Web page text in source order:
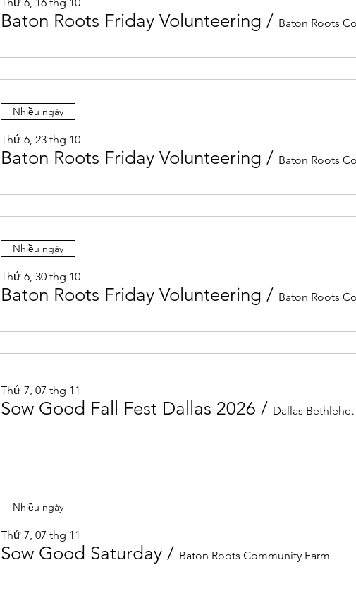
Baton Roots Friday Volunteering /
Nhiều ngày
Thứ 6, 23 thg 10
Baton Roots Friday Volunteering /
Nhiều ngày
Thứ 6, 30 thg 10
Baton Roots Friday Volunteering /
Thứ 7, 07 thg 11
Sow Good Fall Fest Dallas 2026 /
Nhiều ngày
Thứ 7, 07 thg 11
Sow Good Saturday / Baton Roots Community Farm